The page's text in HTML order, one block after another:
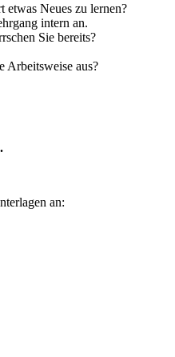
Neues zu lernen?
intern an.
Sie bereits?
Arbeitsweise aus?
an: